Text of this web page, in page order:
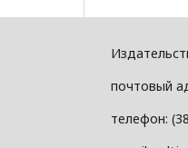
почтовый
телефон: